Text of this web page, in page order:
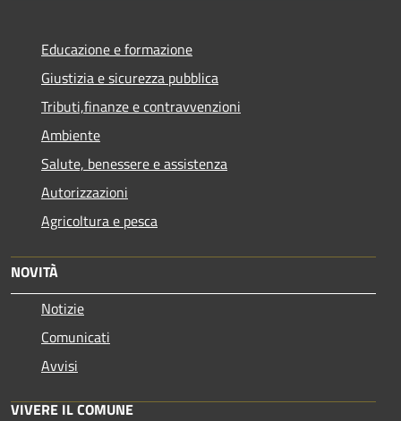
Educazione e formazione
Giustizia e sicurezza pubblica
Tributi,finanze e contravvenzioni
Ambiente
Salute, benessere e assistenza
Autorizzazioni
Agricoltura e pesca
NOVITÀ
Notizie
Comunicati
Avvisi
VIVERE IL COMUNE